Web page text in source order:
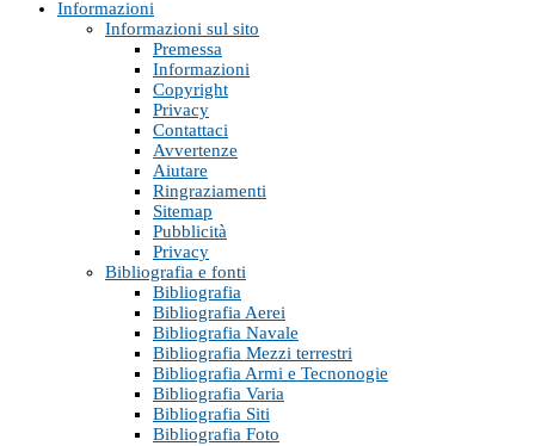
Informazioni
Informazioni sul sito
Premessa
Informazioni
Copyright
Privacy
Contattaci
Avvertenze
Aiutare
Ringraziamenti
Sitemap
Pubblicità
Privacy
Bibliografia e fonti
Bibliografia
Bibliografia Aerei
Bibliografia Navale
Bibliografia Mezzi terrestri
Bibliografia Armi e Tecnonogie
Bibliografia Varia
Bibliografia Siti
Bibliografia Foto